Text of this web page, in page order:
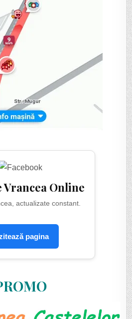
Vrancea Online
actualizate constant.
pagina